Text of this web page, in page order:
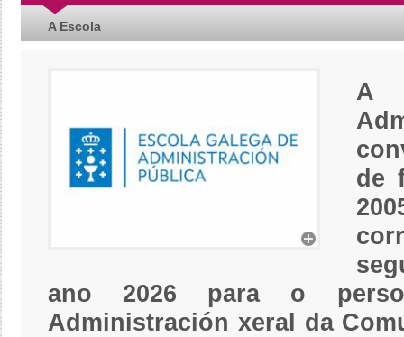
A Escola
A
de
ano 2026 para o
Administración xeral da